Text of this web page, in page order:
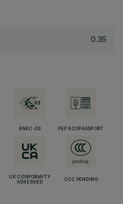
0.35
ENEC-03 PEP ECOPASSPORT
UK CONFORMITY
ASSESSED
CCC PENDING